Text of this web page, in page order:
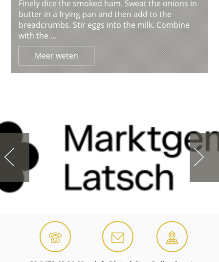
Finely dice the smoked ham. Sweat the onions in
butter in a frying pan and then add to the
breadcrumbs. Stir eggs into the milk. Combine
with the ...
Meer weten